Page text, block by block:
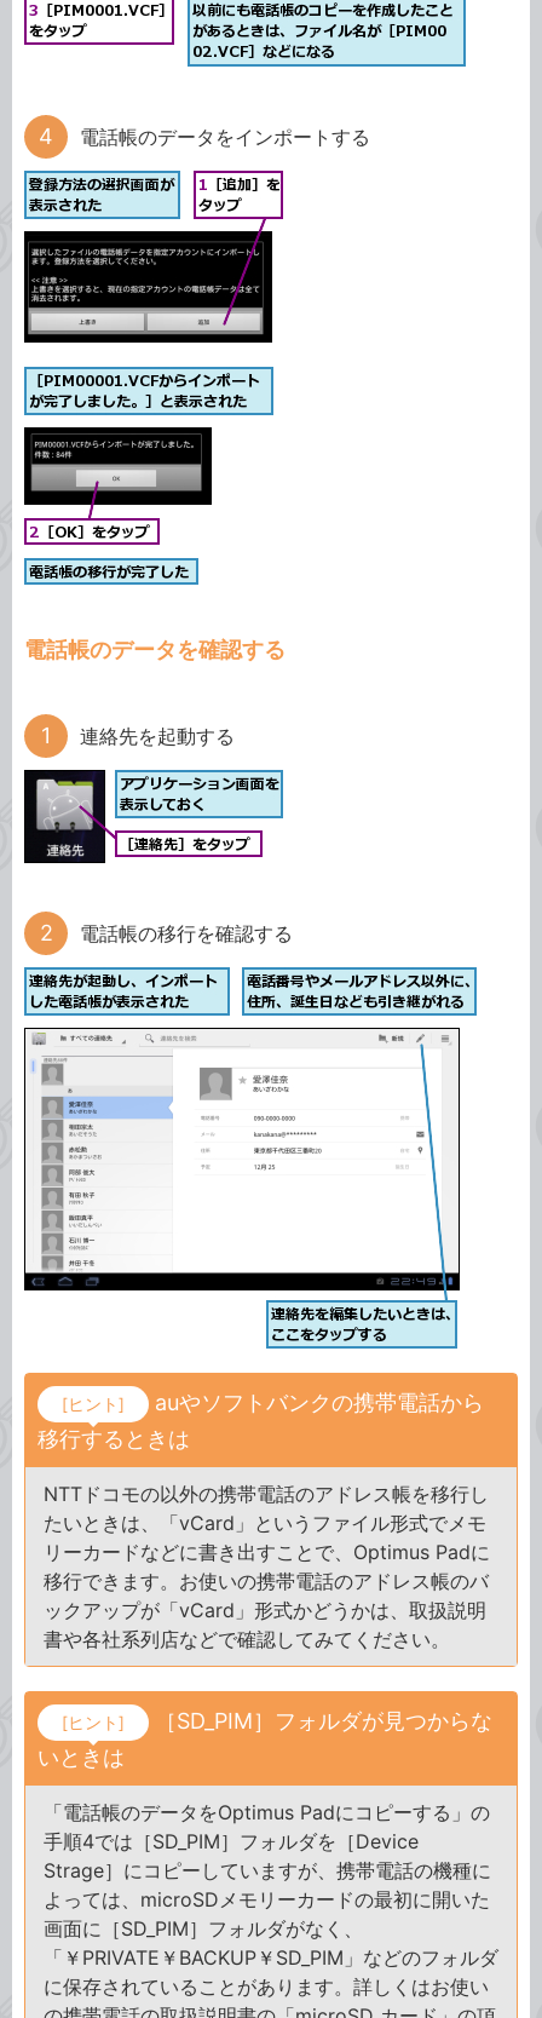
電話帳のデータをインポートする
電話帳のデータを確認する
連絡先を起動する
電話帳の移行を確認する
[ヒント]
auやソフトバンクの携帯電話から
移行するときは
NTTドコモの以外の携帯電話のアドレス帳を移行し
たいときは、「vCard」というファイル形式でメモ
リーカードなどに書き出すことで、Optimus Padに
移行できます。お使いの携帯電話のアドレス帳のバ
ックアップが「vCard」形式かどうかは、取扱説明
書や各社系列店などで確認してみてください。
[ヒント]
［SD_PIM］フォルダが見つからな
いときは
「電話帳のデータをOptimus Padにコピーする」の
手順4では［SD_PIM］フォルダを［Device
Strage］にコピーしていますが、携帯電話の機種に
よっては、microSDメモリーカードの最初に開いた
画面に［SD_PIM］フォルダがなく、
「￥PRIVATE￥BACKUP￥SD_PIM」などのフォルダ
に保存されていることがあります。詳しくはお使い